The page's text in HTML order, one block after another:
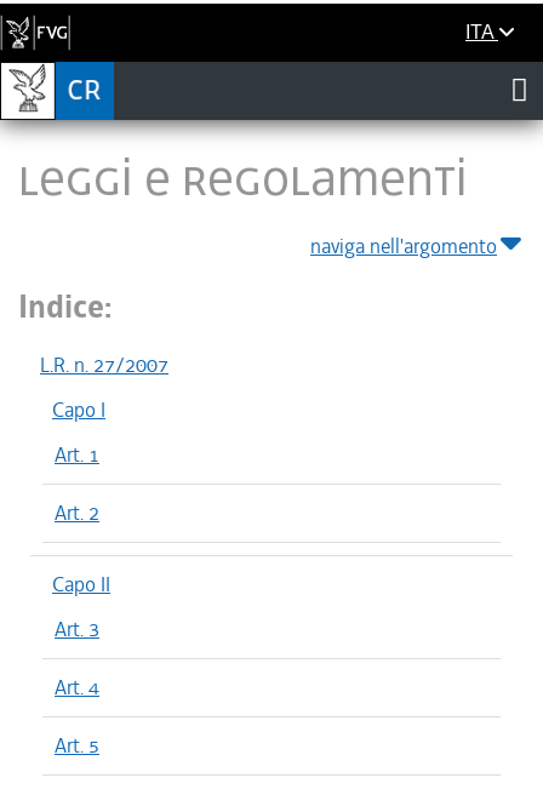
ITA
LEGGI E REGOLAMENTI
naviga nell'argomento
Indice:
L.R. n. 27/2007
Capo I
Art. 1
Art. 2
Capo II
Art. 3
Art. 4
Art. 5